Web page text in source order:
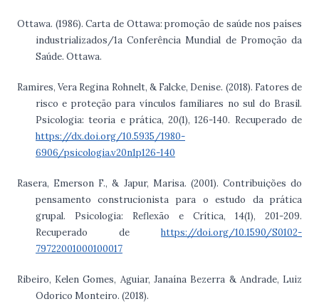
Ottawa. (1986). Carta de Ottawa: promoção de saúde nos países
industrializados/1a Conferência Mundial de Promoção da
Saúde. Ottawa.
Ramires, Vera Regina Rohnelt, & Falcke, Denise. (2018). Fatores de
risco e proteção para vínculos familiares no sul do Brasil.
Psicologia: teoria e prática, 20(1), 126-140. Recuperado de
https://dx.doi.org/10.5935/1980-
6906/psicologia.v20n1p126-140
Rasera, Emerson F., & Japur, Marisa. (2001). Contribuições do
pensamento construcionista para o estudo da prática
grupal. Psicologia: Reflexão e Crítica, 14(1), 201-209.
Recuperado dehttps://doi.org/10.1590/S0102-
79722001000100017
Ribeiro, Kelen Gomes, Aguiar, Janaína Bezerra & Andrade, Luiz
Odorico Monteiro. (2018).